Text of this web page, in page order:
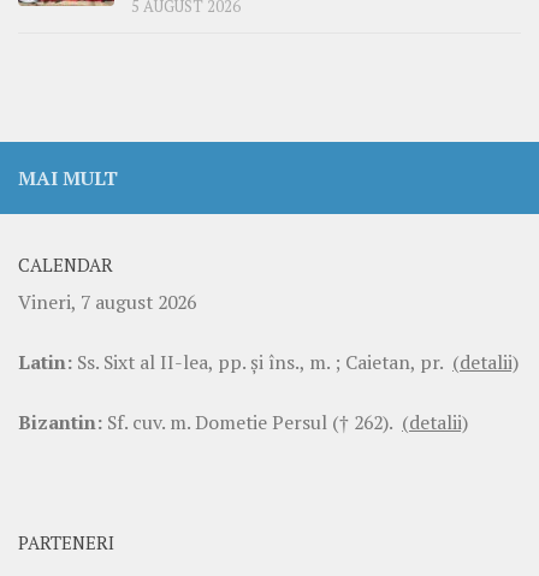
5 AUGUST 2026
MAI MULT
CALENDAR
Vineri, 7 august 2026
Latin: Ss. Sixt al II-lea, pp. şi îns., m. ; Caietan, pr. (detalii)
Bizantin: Sf. cuv. m. Dometie Persul († 262). (detalii)
PARTENERI